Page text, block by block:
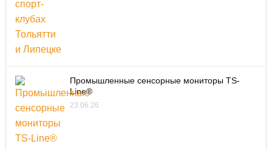
Промышленные сенсорные мониторы TS-
Line®
23.06.26